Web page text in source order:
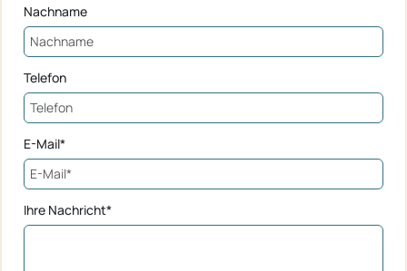
Nachname
Telefon
E-Mail*
Ihre Nachricht*